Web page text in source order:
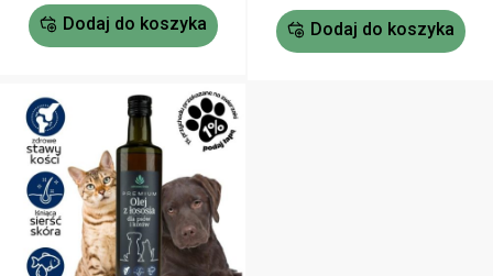
Dodaj do koszyka
podstawie
ocen
klientów
Dodaj do koszyka